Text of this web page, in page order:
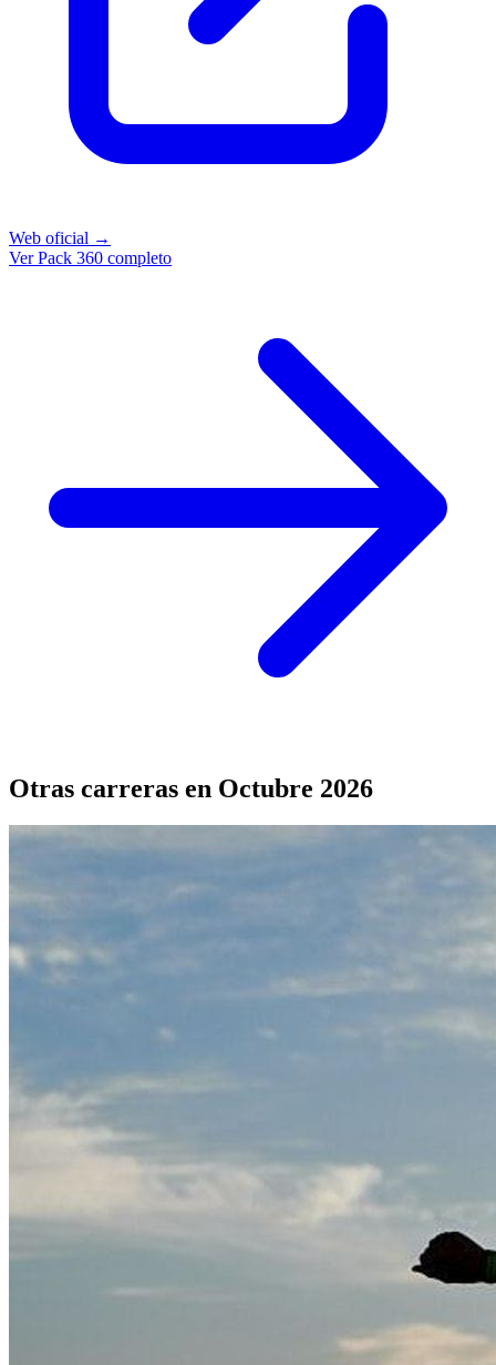
Web oficial →
Ver Pack 360 completo
Otras carreras en Octubre 2026